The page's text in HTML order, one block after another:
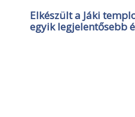
Elkészült a Jáki
egyik legjelentősebb